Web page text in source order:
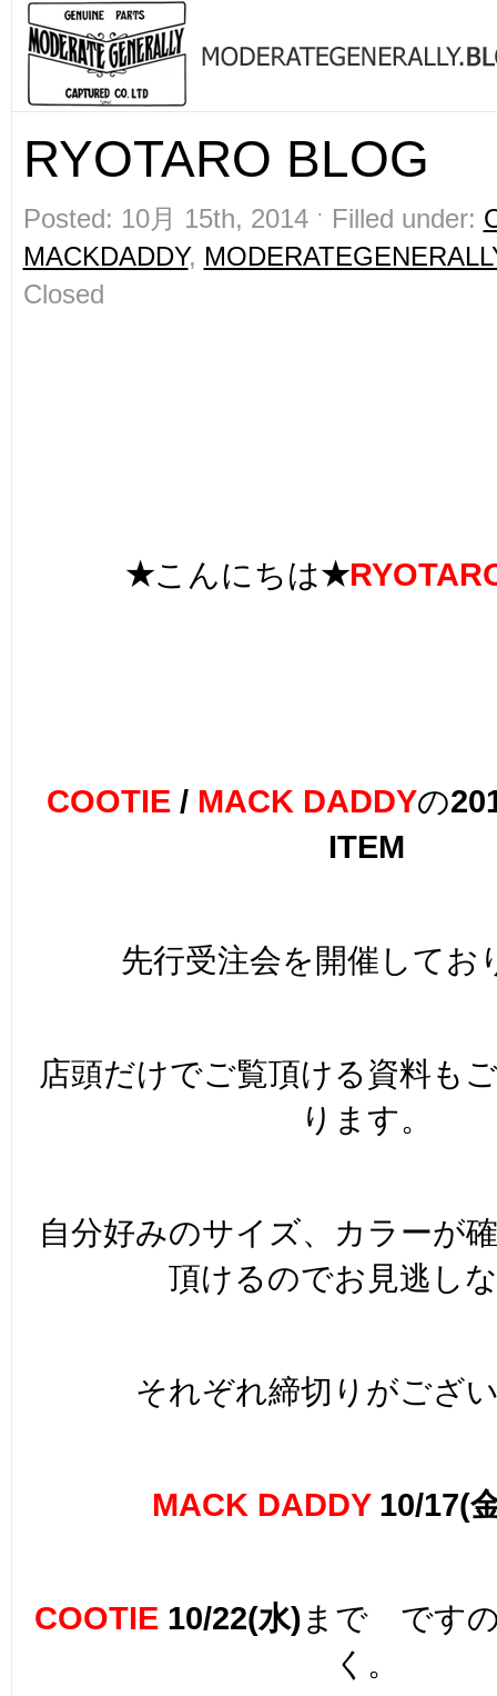
RYOTARO BLOG
Posted: 10月 15th, 2014 ˑ Filled under:
MACKDADDY,
Closed
★こんにちは★
COOTIE / MACK DADDYの
ITEM
先行受注会を開催してお
店頭だけでご覧頂ける資料も
ります。
自分好みのサイズ、カラーが
頂けるのでお見逃し
それぞれ締切りがござ
MACK DADDY10/17(
COOTIE 10/22(水) まで です
く。